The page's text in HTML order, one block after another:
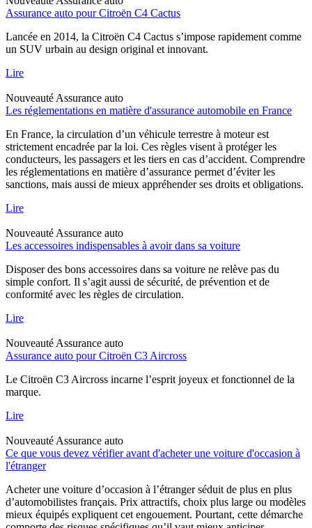
Assurance auto pour Citroën C4 Cactus
Lancée en 2014, la Citroën C4 Cactus s’impose rapidement comme
un SUV urbain au design original et innovant.
Lire
Nouveauté Assurance auto
Les réglementations en matière d'assurance automobile en France
En France, la circulation d’un véhicule terrestre à moteur est
strictement encadrée par la loi. Ces règles visent à protéger les
conducteurs, les passagers et les tiers en cas d’accident. Comprendre
les réglementations en matière d’assurance permet d’éviter les
sanctions, mais aussi de mieux appréhender ses droits et obligations.
Lire
Nouveauté Assurance auto
Les accessoires indispensables à avoir dans sa voiture
Disposer des bons accessoires dans sa voiture ne relève pas du
simple confort. Il s’agit aussi de sécurité, de prévention et de
conformité avec les règles de circulation.
Lire
Nouveauté Assurance auto
Assurance auto pour Citroën C3 Aircross
Le Citroën C3 Aircross incarne l’esprit joyeux et fonctionnel de la
marque.
Lire
Nouveauté Assurance auto
Ce que vous devez vérifier avant d'acheter une voiture d'occasion à
l'étranger
Acheter une voiture d’occasion à l’étranger séduit de plus en plus
d’automobilistes français. Prix attractifs, choix plus large ou modèles
mieux équipés expliquent cet engouement. Pourtant, cette démarche